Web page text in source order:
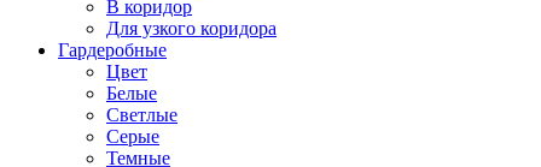
В коридор
Для узкого коридора
Гардеробные
Цвет
Белые
Светлые
Серые
Темные